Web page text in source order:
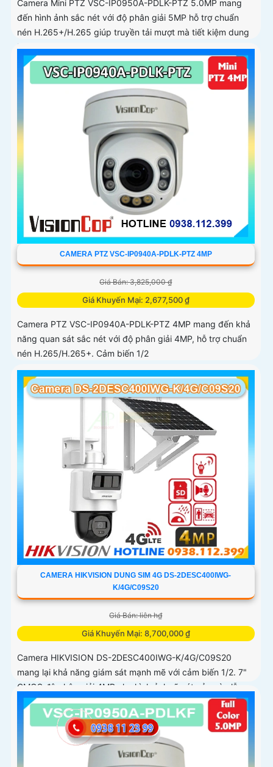
Camera Mini PTZ VSC-IP0950A-PDLK-PTZ 5.0MP mang
đến hình ảnh sắc nét với độ phân giải 5MP hỗ trợ chuẩn
nén H.265+/H.265 giúp truyền tải mượt mà tiết kiệm dung
lượng
CAMERA PTZ VSC-IP0940A-PDLK-PTZ 4MP
Giá Bán: 3,825,000 ₫
Giá Khuyến Mại: 2,677,500 ₫
Camera PTZ VSC-IP0940A-PDLK-PTZ 4MP mang đến khả
năng quan sát sắc nét với độ phân giải 4MP, hỗ trợ chuẩn
nén H.265/H.265+. Cảm biến 1/2
CAMERA HIKVISION DUNG SIM 4G DS-2DESC400IWG-
K/4G/C09S20
Giá Bán: liên h₫
Giá Khuyến Mại: 8,700,000 ₫
Camera HIKVISION DS-2DESC400IWG-K/4G/C09S20
mang lại khả năng giám sát mạnh mẽ với cảm biến 1/2. 7"
CMOS độ phân giải 4MP cho hình ảnh rõ nét cả ngày lẫn
đêm